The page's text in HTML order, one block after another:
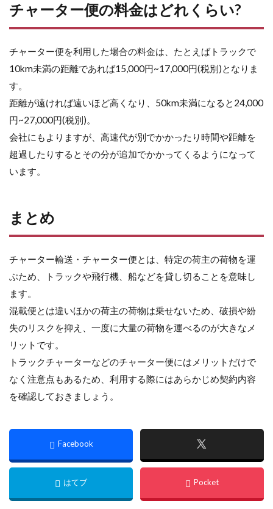
チャーター便の料金はどれくらい?
チャーター便を利用した場合の料金は、たとえばトラックで
10km未満の距離であれば15,000円~17,000円(税別)となりま
す。
距離が遠ければ遠いほど高くなり、50km未満になると24,000
円~27,000円(税別)。
会社にもよりますが、高速代が別でかかったり時間や距離を
超過したりするとその分が追加でかかってくるようになって
います。
まとめ
チャーター輸送・チャーター便とは、特定の荷主の荷物を運
ぶため、トラックや飛行機、船などを貸し切ることを意味し
ます。
混載便とは違いほかの荷主の荷物は乗せないため、破損や紛
失のリスクを抑え、一度に大量の荷物を運べるのが大きなメ
リットです。
トラックチャーターなどのチャーター便にはメリットだけで
なく注意点もあるため、利用する際にはあらかじめ契約内容
を確認しておきましょう。